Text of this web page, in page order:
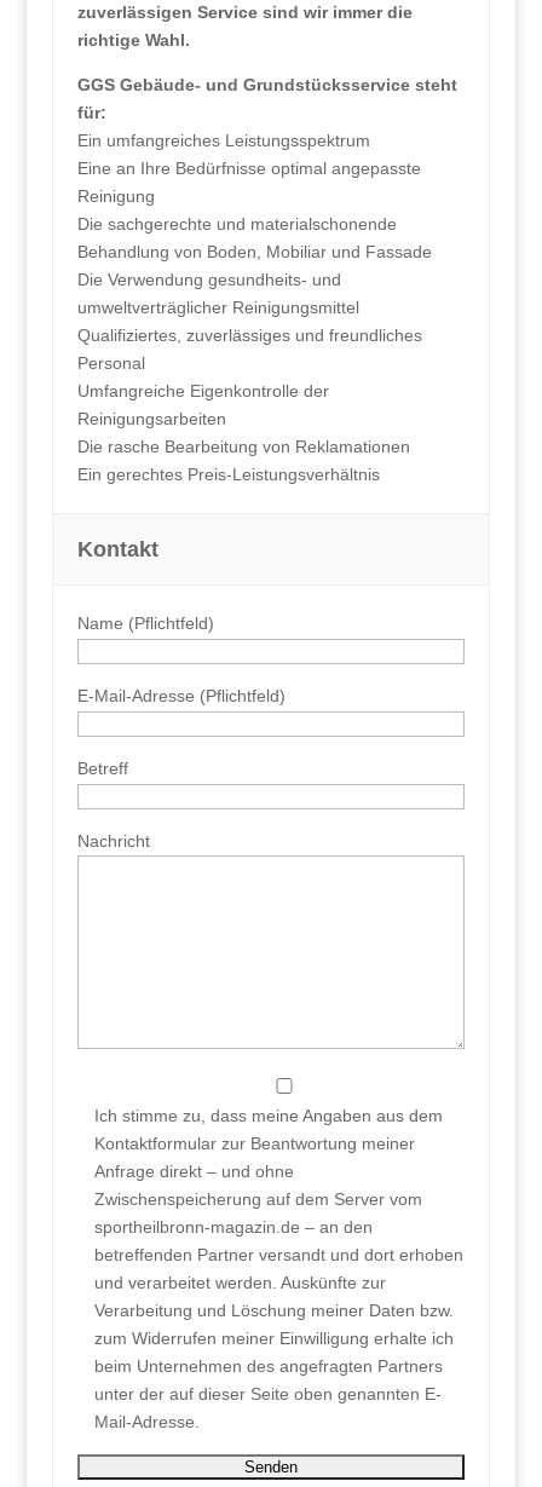
zuverlässigen Service sind wir immer die
richtige Wahl.
GGS Gebäude- und Grundstücksservice steht
für:
Ein umfangreiches Leistungsspektrum
Eine an Ihre Bedürfnisse optimal angepasste
Reinigung
Die sachgerechte und materialschonende
Behandlung von Boden, Mobiliar und Fassade
Die Verwendung gesundheits- und
umweltverträglicher Reinigungsmittel
Qualifiziertes, zuverlässiges und freundliches
Personal
Umfangreiche Eigenkontrolle der
Reinigungsarbeiten
Die rasche Bearbeitung von Reklamationen
Ein gerechtes Preis-Leistungsverhältnis
Kontakt
Name (Pflichtfeld)
E-Mail-Adresse (Pflichtfeld)
Betreff
Nachricht
Ich stimme zu, dass meine Angaben aus dem
Kontaktformular zur Beantwortung meiner
Anfrage direkt – und ohne
Zwischenspeicherung auf dem Server vom
sportheilbronn-magazin.de – an den
betreffenden Partner versandt und dort erhoben
und verarbeitet werden. Auskünfte zur
Verarbeitung und Löschung meiner Daten bzw.
zum Widerrufen meiner Einwilligung erhalte ich
beim Unternehmen des angefragten Partners
unter der auf dieser Seite oben genannten E-
Mail-Adresse.